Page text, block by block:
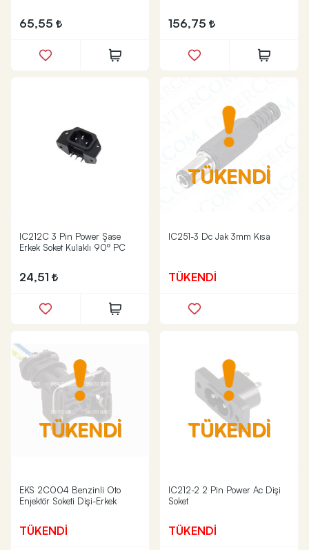
65,55 156,75
IC212C 3 Pin Power Şase
Erkek Soket Kulaklı 90º PC
24,51
TÜKENDİ
IC251-3 Dc Jak 3mm Kısa
TÜKENDİ
TÜKENDİ
EKS 2C004 Benzinli Oto
Enjektör Soketi Dişi-Erkek
TÜKENDİ
TÜKENDİ
IC212-2 2 Pin Power Ac Dişi
Soket
TÜKENDİ